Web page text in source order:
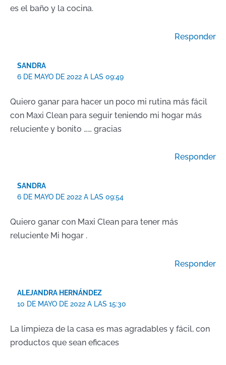
es el baño y la cocina.
Responder
SANDRA
6 DE MAYO DE 2022 A LAS 09:49
Quiero ganar para hacer un poco mi rutina más fácil
con Maxi Clean para seguir teniendo mi hogar más
reluciente y bonito …… gracias
Responder
SANDRA
6 DE MAYO DE 2022 A LAS 09:54
Quiero ganar con Maxi Clean para tener más
reluciente Mi hogar .
Responder
ALEJANDRA HERNÁNDEZ
10 DE MAYO DE 2022 A LAS 15:30
La limpieza de la casa es mas agradables y fácil, con
productos que sean eficaces